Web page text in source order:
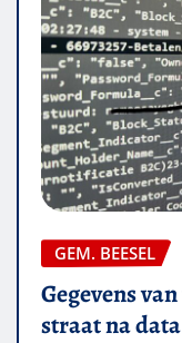
GEM. BEESEL
Gegevens
straat na